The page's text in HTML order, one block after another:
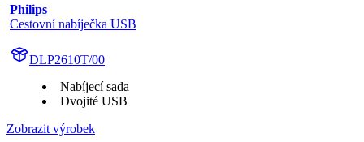
Philips
Cestovní nabíječka USB
DLP2610T/00
Nabíjecí sada
Dvojité USB
Zobrazit výrobek